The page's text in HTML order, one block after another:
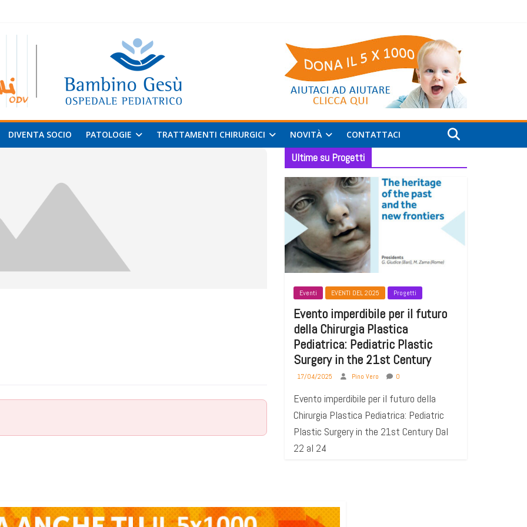
DIVENTA SOCIO PATOLOGIE TRATTAMENTI CHIRURGICI NOVITÀ CONTATTACI
Ultime su Progetti
Eventi EVENTI DEL 2025 Progetti
Evento imperdibile per il futuro
della Chirurgia Plastica
Pediatrica: Pediatric Plastic
Surgery in the 21st Century
17/04/2025 Pino Vero 0
Evento imperdibile per il futuro della
Chirurgia Plastica Pediatrica: Pediatric
Plastic Surgery in the 21st Century Dal
22 al 24